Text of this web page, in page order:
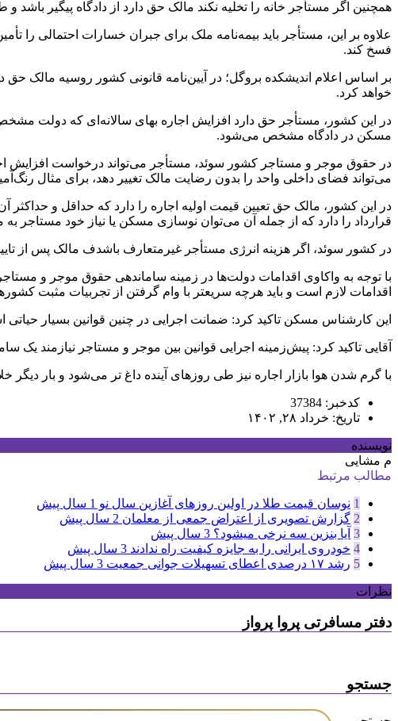
همچنین اگر مستأجر خانه را تخلیه نکند مالک حق دارد از دادگاه پیگیر
فسخ کند.
بر اساس اعلام اندیشکده بروگل؛‌ در آیین‌نامه قانونی کشور روسیه مالک
خواهد کرد.
در این کشور، مستأجر حق دارد افزایش اجاره بهای سالانه‌ای که دولت
مسکن در دادگاه مشخص می‌شود.
در حقوق موجر و مستاجر کشور سوئد، مستأجر می‌تواند درخواست افزایش
می‌تواند فضای داخلی واحد را بدون رضایت مالک تغییر دهد، برای مثال
در این کشور، مالک حق تعیین قیمت اولیه اجاره را دارد که حداقل و
قرارداد را دارد که از جمله آن می‌توان نوسازی مسکن یا نیاز خود مستاجر
در کشور سوئد، اگر هزینه انرژی مستأجر غیرمتعارف باشدف مالک پس از تایید
با توجه به واکاوی اقدامات دولت‌ها در زمینه ساماندهی حقوق موجر و
اقدامات لازم است و باید هرچه سریعتر با وام گرفتن از تجربیات مثبت
این کارشناس مسکن تاکید کرد: ضمانت اجرایی در چنین قوانین بسیار حیاتی
آقایی تاکید کرد: پیش‌زمینه اجرایی قوانین بین موجر و مستاجر نیازمند یک
با گرم شدن هوا بازار اجاره نیز طی روزهای آینده داغ تر می‌شود و بار
کدخبر: 37384
تاریخ: خرداد ۲۸, ۱۴۰۲
نویسنده
م مشایی
مطالب مرتبط
1 نوسان قیمت طلا در اولین روزهای آغازین سال نو 1 سال پیش
2 گزارش تصویری از اعتراض جمعی از معلمان 2 سال پیش
3 آیا بنزین سه نرخی میشود؟ 3 سال پیش
4 خودروی ایرانی را به جایزه کیفیت راه ندادند 3 سال پیش
5 رشد ۱۷ درصدی اعطای تسهیلات جوانی جمعیت 3 سال پیش
نظرات
دفتر مسافرتی پروا پرواز
جستجو